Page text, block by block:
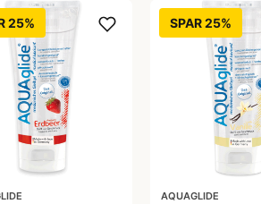
25% SPAR 25%
AQUAGLIDE